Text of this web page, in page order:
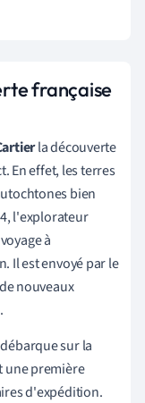
française
la découverte
En effet, les terres
bien
l'explorateur
à
Il est envoyé par le
nouveaux
sur la
une première
d'expédition.